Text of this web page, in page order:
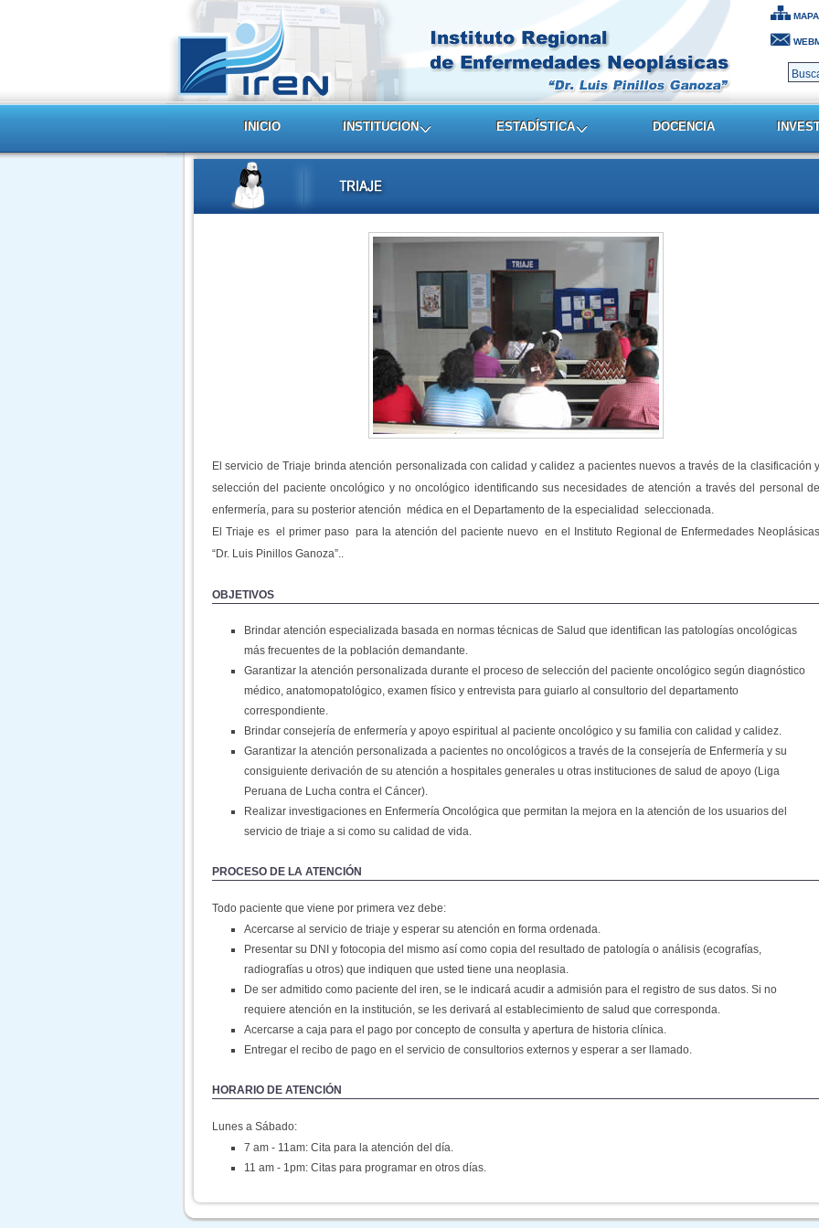
INICIO INSTITUCION ESTADÍSTICA DOCENCIA
El servicio de Triaje brinda atención personalizada con calidad y calidez a pacientes nuevos a través de la clasificación y
selección del paciente oncológico y no oncológico identificando sus necesidades de atención a través del personal de
enfermería, para su posterior atención médica en el Departamento de la especialidad seleccionada.
El Triaje es el primer paso para la atención del paciente nuevo en el Instituto Regional de Enfermedades Neoplásicas
“Dr. Luis Pinillos Ganoza”..
OBJETIVOS
Brindar atención especializada basada en normas técnicas de Salud que identifican las patologías oncológicas
más frecuentes de la población demandante.
Garantizar la atención personalizada durante el proceso de selección del paciente oncológico según diagnóstico
médico, anatomopatológico, examen físico y entrevista para guiarlo al consultorio del departamento
correspondiente.
Brindar consejería de enfermería y apoyo espiritual al paciente oncológico y su familia con calidad y calidez.
Garantizar la atención personalizada a pacientes no oncológicos a través de la consejería de Enfermería y su
consiguiente derivación de su atención a hospitales generales u otras instituciones de salud de apoyo (Liga
Peruana de Lucha contra el Cáncer).
Realizar investigaciones en Enfermería Oncológica que permitan la mejora en la atención de los usuarios del
servicio de triaje a si como su calidad de vida.
PROCESO DE LA ATENCIÓN
Todo paciente que viene por primera vez debe:
Acercarse al servicio de triaje y esperar su atención en forma ordenada.
Presentar su DNI y fotocopia del mismo así como copia del resultado de patología o análisis (ecografías,
radiografías u otros) que indiquen que usted tiene una neoplasia.
De ser admitido como paciente del iren, se le indicará acudir a admisión para el registro de sus datos. Si no
requiere atención en la institución, se les derivará al establecimiento de salud que corresponda.
Acercarse a caja para el pago por concepto de consulta y apertura de historia clínica.
Entregar el recibo de pago en el servicio de consultorios externos y esperar a ser llamado.
HORARIO DE ATENCIÓN
Lunes a Sábado:
7 am - 11am: Cita para la atención del día.
11 am - 1pm: Citas para programar en otros días.